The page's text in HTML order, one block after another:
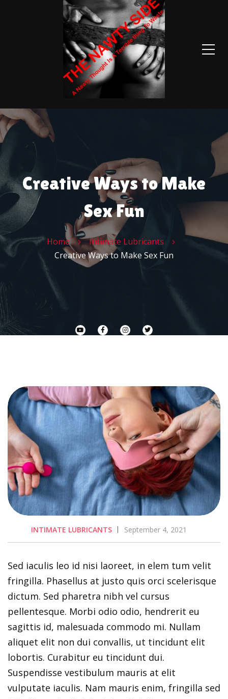
Creative Ways to Make
Sex Fun
Home
Intimate Lubricants
Creative Ways to Make Sex Fun
INTIMATE LUBRICANTS September 4, 2021
Sed iaculis leo id nisi laoreet, in elem tum velit
fringilla. Phasellus at justo quis orci scelerisque
dictum. Sed pharetra nibh vel cursus
pellentesque. Morbi odio odio, hendrerit eu
sagittis id, malesuada commodo mi. Nullam
aliquet elit non dui convallis, ut tincidunt elit
lobortis. Curabitur eu tincidunt dui.
Suspendisse vestibulum mauris at elit
vulputate iaculis. Nam mauris enim, fringilla sed